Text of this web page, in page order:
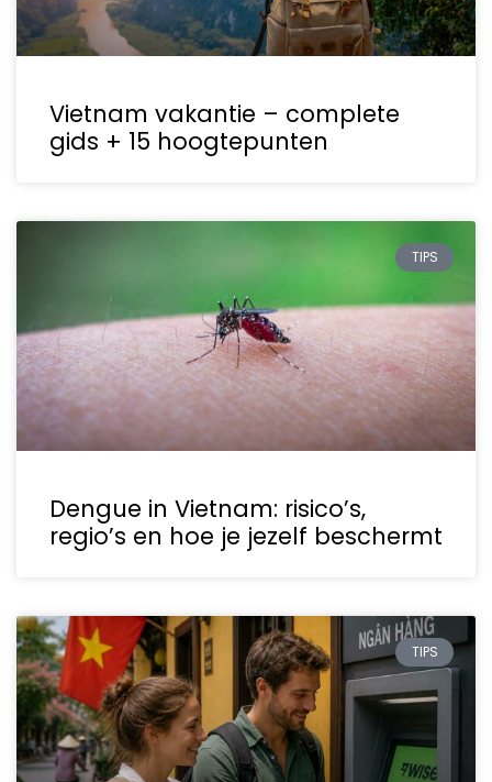
Vietnam vakantie – complete
gids + 15 hoogtepunten
TIPS
Dengue in Vietnam: risico’s,
regio’s en hoe je jezelf beschermt
TIPS